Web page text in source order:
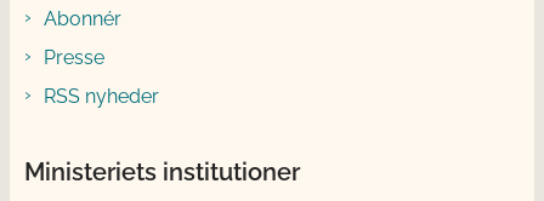
Abonnér
Presse
RSS nyheder
Ministeriets institutioner